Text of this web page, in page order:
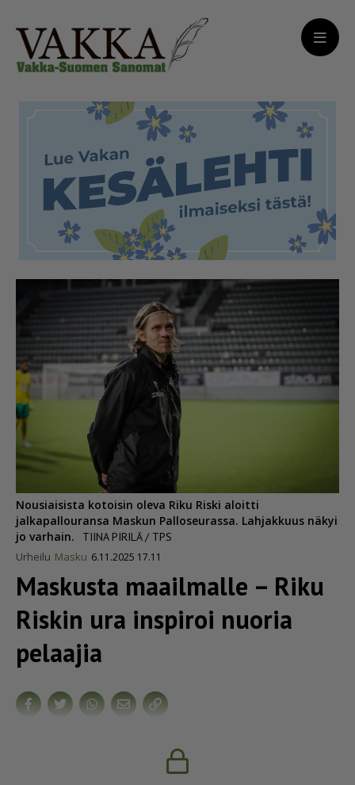
Nousiaisista kotoisin oleva Riku Riski aloitti
jalkapallouransa Maskun Palloseurassa. Lahjakkuus näkyi
jo varhain.
TIINA PIRILÄ / TPS
Urheilu Masku 6.11.2025 17.11
Maskusta maailmalle – Riku
Riskin ura inspiroi nuoria
pelaajia